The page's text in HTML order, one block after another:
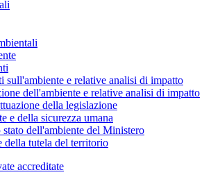
sull'ambiente e relative analisi di impatto
dell'ambiente e relative analisi di impatto
della legislazione
e della sicurezza umana
dell'ambiente del Ministero
della tutela del territorio
accreditate